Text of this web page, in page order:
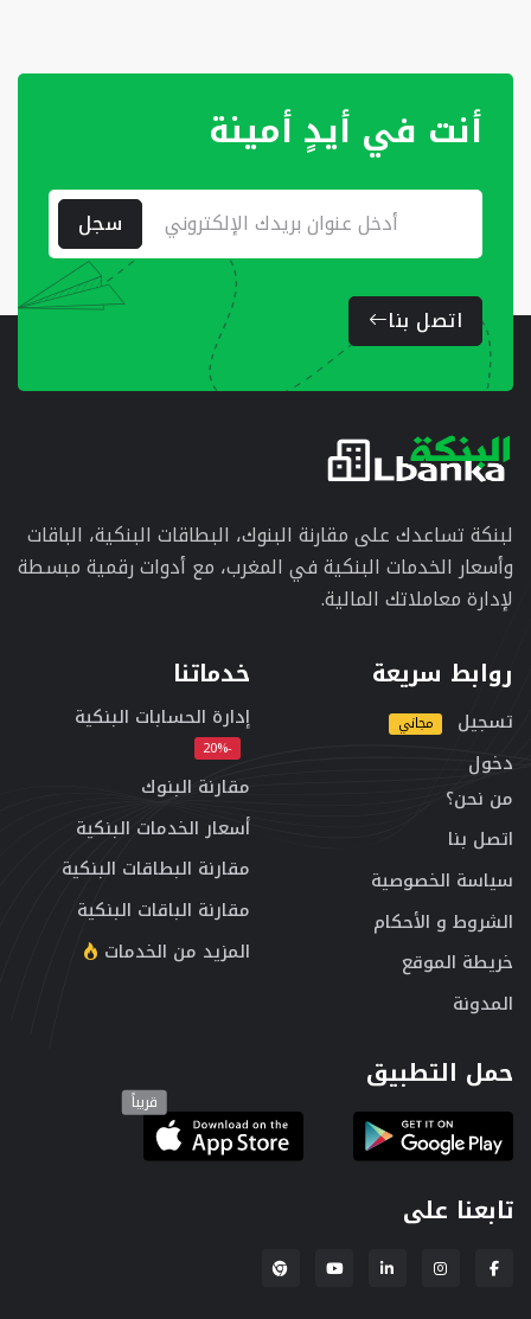
أنت في أيدٍ أمينة
سجل
اتصل بنا
لبنكة تساعدك على مقارنة البنوك، البطاقات البنكية، الباقات
وأسعار الخدمات البنكية في المغرب، مع أدوات رقمية مبسطة
لإدارة معاملاتك المالية.
روابط سريعة
تسجيل مجاني
دخول
من نحن؟
اتصل بنا
سياسة الخصوصية
الشروط و الأحكام
خريطة الموقع
المدونة
خدماتنا
إدارة الحسابات البنكية
-20%
مقارنة البنوك
أسعار الخدمات البنكية
مقارنة البطاقات البنكية
مقارنة الباقات البنكية
المزيد من الخدمات
حمل التطبيق
قريباً
تابعنا على
إضافة لبنكة لمتصفح Chrome